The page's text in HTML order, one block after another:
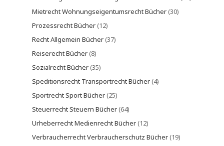
Mietrecht Wohnungseigentumsrecht Bücher(30)
Prozessrecht Bücher(12)
Recht Allgemein Bücher(37)
Reiserecht Bücher(8)
Sozialrecht Bücher(35)
Speditionsrecht Transportrecht Bücher(4)
Sportrecht Sport Bücher(25)
Steuerrecht Steuern Bücher(64)
Urheberrecht Medienrecht Bücher(12)
Verbraucherrecht Verbraucherschutz Bücher(19)